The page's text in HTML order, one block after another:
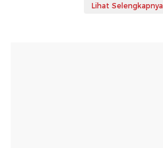
Lihat Selengkapnya